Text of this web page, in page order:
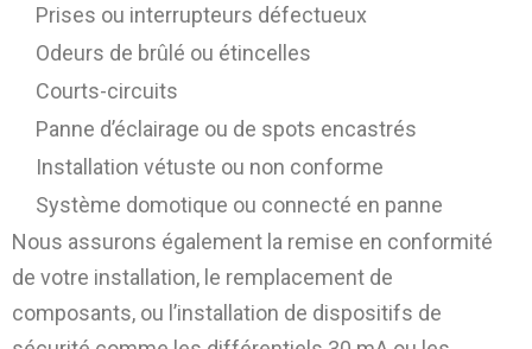
Prises ou interrupteurs défectueux
Odeurs de brûlé ou étincelles
Courts-circuits
Panne d’éclairage ou de spots encastrés
Installation vétuste ou non conforme
Système domotique ou connecté en panne
Nous assurons également la remise en conformité
de votre installation, le remplacement de
composants, ou l’installation de dispositifs de